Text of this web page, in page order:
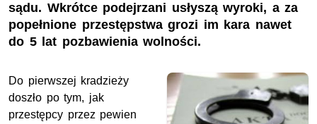
sądu. Wkrótce podejrzani usłyszą wyroki, a za
popełnione przestępstwa grozi im kara nawet
do 5 lat pozbawienia wolności.
Do pierwszej kradzieży
doszło po tym, jak
przestępcy przez pewien